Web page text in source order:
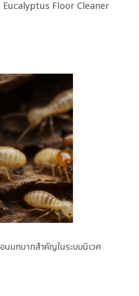
Eucalyptus Floor Cleaner
นบทบาทสำคัญในระบบนิเวศ